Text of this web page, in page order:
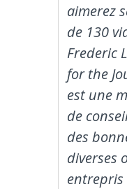
aimerez
de 130
Frederic
for the
est une
de
des
diverses
entrepris